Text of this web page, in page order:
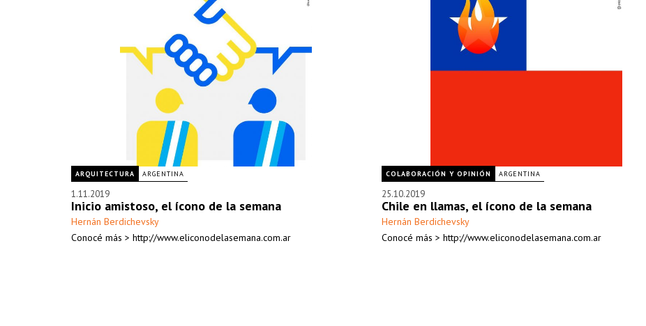
ARQUITECTURA ARGENTINA
1.11.2019
Inicio amistoso, el ícono de la semana
Hernán Berdichevsky
Conocé más > http://www.eliconodelasemana.com.ar
COLABORACIÓN Y OPINIÓN ARGENTINA
25.10.2019
Chile en llamas, el ícono de la semana
Hernán Berdichevsky
Conocé más > http://www.eliconodelasemana.com.ar